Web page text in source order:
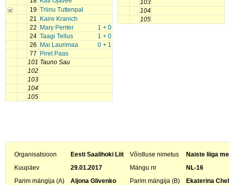
19 Triinu Tuttenpal
21
Kaire Kranich
22
1 + 0
Mary Penter
24
1 + 0
Taagi Tellus
26
0 + 1
Mai Laurimaa
77
Piret Paas
101 Tauno Sau
102
103
104
105
103
104
105
Organisatsioon Eesti Saalihoki Liit Võistluse nimetus
Naiste liiga
Kuupäev
29.01.2017 Mängu nr
NL-16
Parim mängija (A)
Aljona Glivenko Parim mängija (B)
Ekaterina